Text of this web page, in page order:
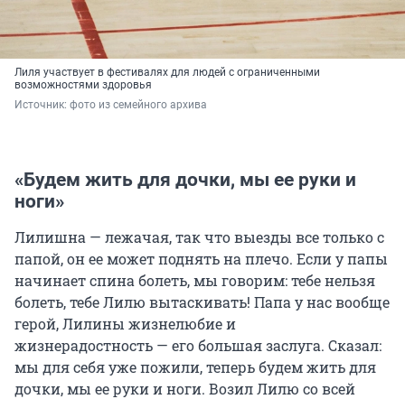
Лиля участвует в фестивалях для людей с ограниченными
возможностями здоровья
Источник: фото из семейного архива
«Будем жить для дочки, мы ее руки и
ноги»
Лилишна — лежачая, так что выезды все только с
папой, он ее может поднять на плечо. Если у папы
начинает спина болеть, мы говорим: тебе нельзя
болеть, тебе Лилю вытаскивать! Папа у нас вообще
герой, Лилины жизнелюбие и
жизнерадостность — его большая заслуга. Сказал:
мы для себя уже пожили, теперь будем жить для
дочки, мы ее руки и ноги. Возил Лилю со всей